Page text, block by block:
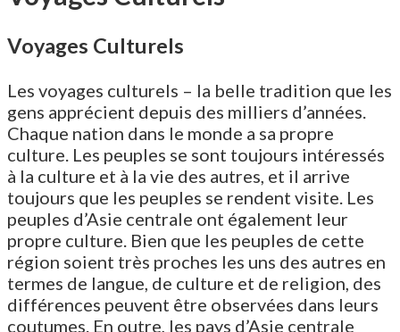
Voyages Culturels
Les voyages culturels – la belle tradition que les
gens apprécient depuis des milliers d’années.
Chaque nation dans le monde a sa propre
culture. Les peuples se sont toujours intéressés
à la culture et à la vie des autres, et il arrive
toujours que les peuples se rendent visite. Les
peuples d’Asie centrale ont également leur
propre culture. Bien que les peuples de cette
région soient très proches les uns des autres en
termes de langue, de culture et de religion, des
différences peuvent être observées dans leurs
coutumes. En outre, les pays d’Asie centrale